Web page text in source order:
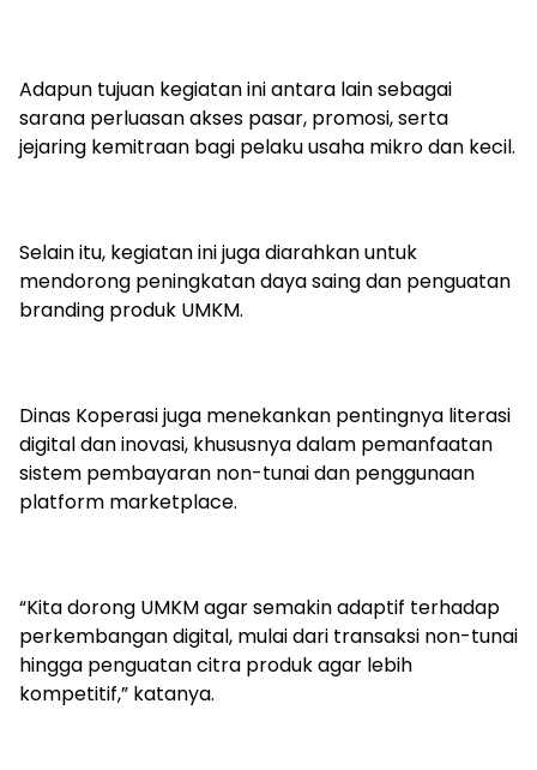
Adapun tujuan kegiatan ini antara lain sebagai
sarana perluasan akses pasar, promosi, serta
jejaring kemitraan bagi pelaku usaha mikro dan kecil.
Selain itu, kegiatan ini juga diarahkan untuk
mendorong peningkatan daya saing dan penguatan
branding produk UMKM.
Dinas Koperasi juga menekankan pentingnya literasi
digital dan inovasi, khususnya dalam pemanfaatan
sistem pembayaran non-tunai dan penggunaan
platform marketplace.
“Kita dorong UMKM agar semakin adaptif terhadap
perkembangan digital, mulai dari transaksi non-tunai
hingga penguatan citra produk agar lebih
kompetitif,” katanya.